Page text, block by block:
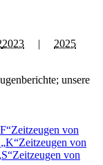
2023 | 2025
unsere
F Zeitzeugen von
K Zeitzeugen von
S Zeitzeugen von